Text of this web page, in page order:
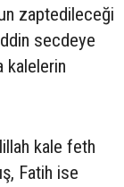
zaptedileceği
secdeye
kalelerin
kale feth
Fatih ise